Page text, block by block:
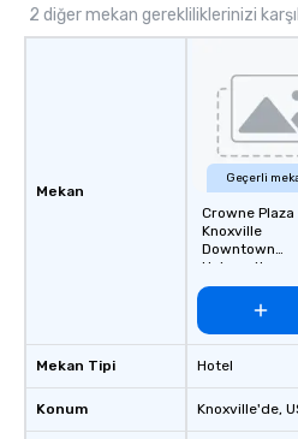
2 diğer mekan gerekliliklerinizi
Mekan
Mekan Tipi
Konum
Geçerli
Crowne Plaza
Knoxville
Downtown
University
Hotel
Knoxville'de,